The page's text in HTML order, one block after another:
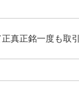
真正銘一度も取引